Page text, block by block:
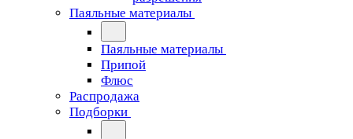
Паяльные материалы
Паяльные материалы
Припой
Флюс
Распродажа
Подборки